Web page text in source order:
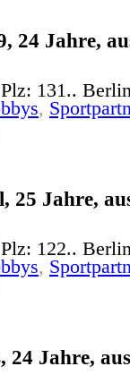
24 Jahre,
131..
,
25 Jahre,
122..
,
24 Jahre,